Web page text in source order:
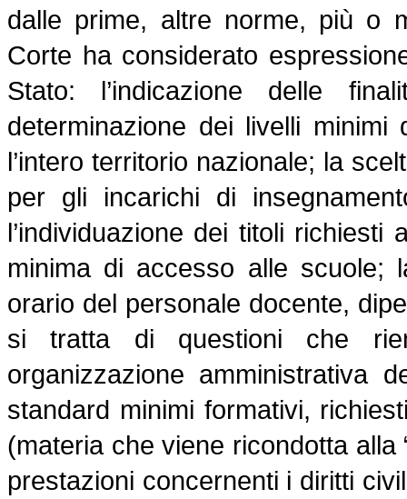
dalle prime, altre norme, più o
Corte ha considerato
Stato: l’indicazione delle
determinazione dei livelli
l’intero territorio nazionale; la
per gli incarichi di
l’individuazione dei titoli richiesti
minima di accesso alle scuole;
orario del personale docente,
si tratta di questioni che
organizzazione amministrativa
standard minimi formativi,
(materia che viene ricondotta
prestazioni concernenti i diritti